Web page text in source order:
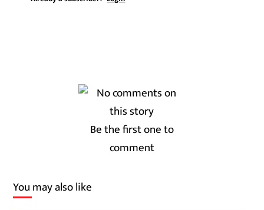
Be the first one to
comment
You may also like